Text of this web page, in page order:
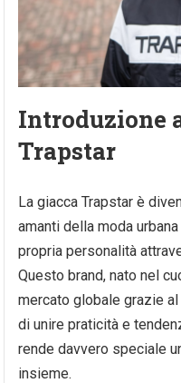
Introduzione
Trapstar
La giacca Trapstar è
amanti della moda
propria personalità
Questo brand, nato nel
mercato globale grazie
di unire praticità e
rende davvero speciale
insieme.